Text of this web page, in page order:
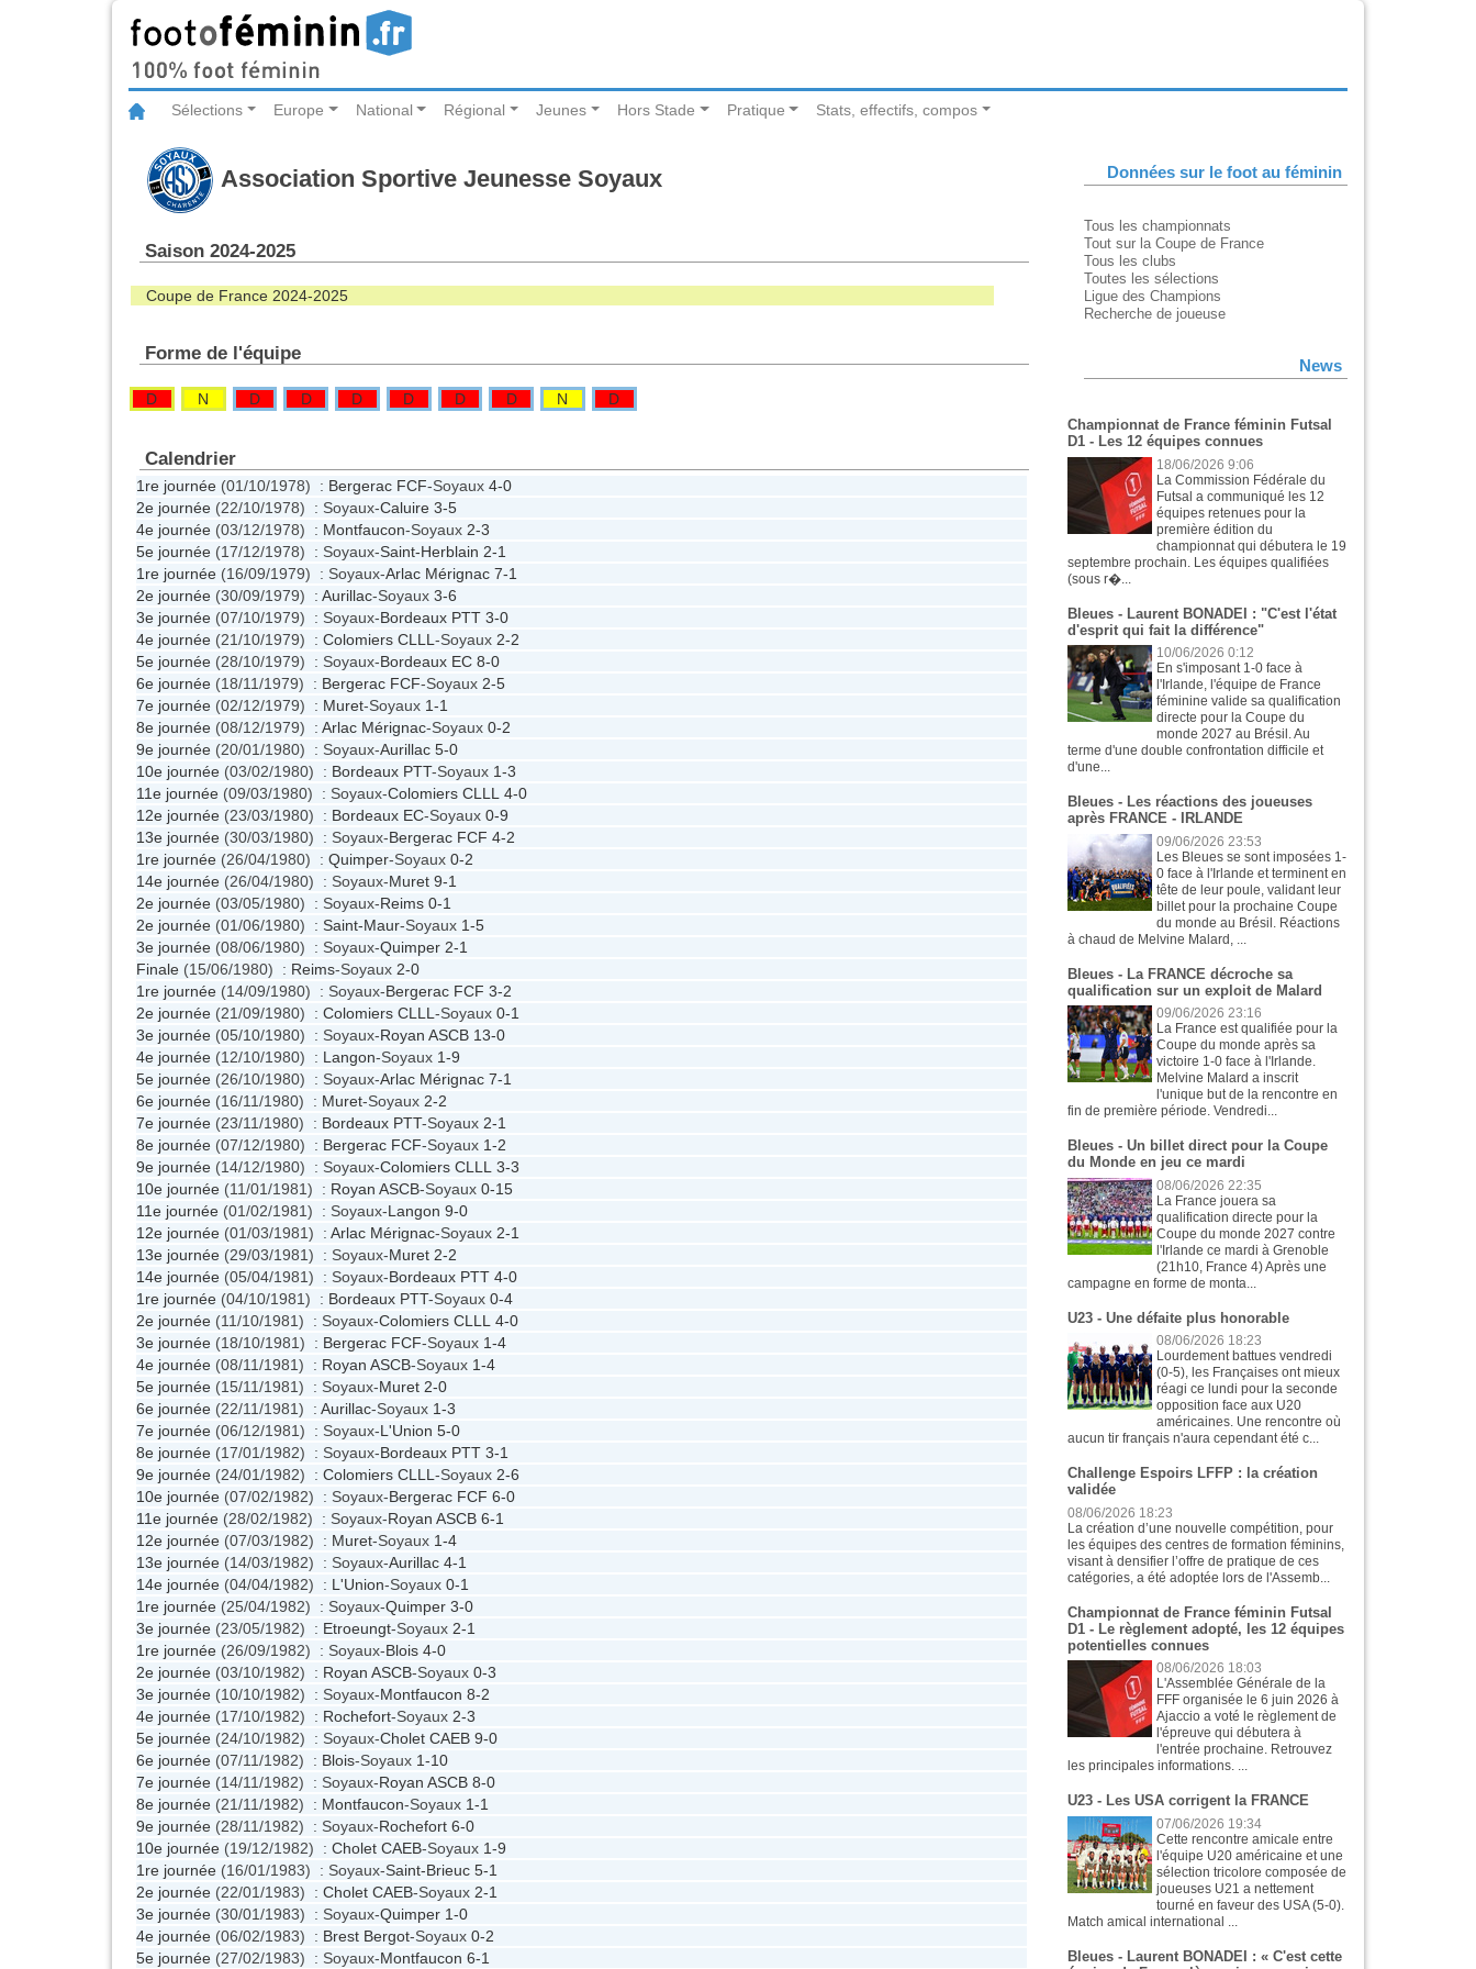
Sélections Europe National Régional Jeunes Hors Stade Pratique Stats, effectifs, compos
Association Sportive Jeunesse Soyaux
Saison 2024-2025
Coupe de France 2024-2025
Forme de l'équipe
D N D D D D D D N D
Calendrier
1re journée (01/10/1978) : Bergerac FCF-Soyaux 4-0
2e journée (22/10/1978) : Soyaux-Caluire 3-5
4e journée (03/12/1978) : Montfaucon-Soyaux 2-3
5e journée (17/12/1978) : Soyaux-Saint-Herblain 2-1
1re journée (16/09/1979) : Soyaux-Arlac Mérignac 7-1
2e journée (30/09/1979) : Aurillac-Soyaux 3-6
3e journée (07/10/1979) : Soyaux-Bordeaux PTT 3-0
4e journée (21/10/1979) : Colomiers CLLL -Soyaux 2-2
5e journée (28/10/1979) : Soyaux-Bordeaux EC 8-0
6e journée (18/11/1979) : Bergerac FCF-Soyaux 2-5
7e journée (02/12/1979) : Muret-Soyaux 1-1
8e journée (08/12/1979) : Arlac Mérignac-Soyaux 0-2
9e journée (20/01/1980) : Soyaux-Aurillac 5-0
10e journée (03/02/1980) : Bordeaux PTT-Soyaux 1-3
11e journée (09/03/1980) : Soyaux-Colomiers CLLL 4-0
12e journée (23/03/1980) : Bordeaux EC-Soyaux 0-9
13e journée (30/03/1980) : Soyaux-Bergerac FCF 4-2
1re journée (26/04/1980) : Quimper-Soyaux 0-2
14e journée (26/04/1980) : Soyaux-Muret 9-1
2e journée (03/05/1980) : Soyaux-Reims 0-1
2e journée (01/06/1980) : Saint-Maur-Soyaux 1-5
3e journée (08/06/1980) : Soyaux-Quimper 2-1
Finale (15/06/1980) : Reims-Soyaux 2-0
1re journée (14/09/1980) : Soyaux-Bergerac FCF 3-2
2e journée (21/09/1980) : Colomiers CLLL -Soyaux 0-1
3e journée (05/10/1980) : Soyaux-Royan ASCB 13-0
4e journée (12/10/1980) : Langon-Soyaux 1-9
5e journée (26/10/1980) : Soyaux-Arlac Mérignac 7-1
6e journée (16/11/1980) : Muret-Soyaux 2-2
7e journée (23/11/1980) : Bordeaux PTT-Soyaux 2-1
8e journée (07/12/1980) : Bergerac FCF-Soyaux 1-2
9e journée (14/12/1980) : Soyaux-Colomiers CLLL 3-3
10e journée (11/01/1981) : Royan ASCB-Soyaux 0-15
11e journée (01/02/1981) : Soyaux-Langon 9-0
12e journée (01/03/1981) : Arlac Mérignac-Soyaux 2-1
13e journée (29/03/1981) : Soyaux-Muret 2-2
14e journée (05/04/1981) : Soyaux-Bordeaux PTT 4-0
1re journée (04/10/1981) : Bordeaux PTT-Soyaux 0-4
2e journée (11/10/1981) : Soyaux-Colomiers CLLL 4-0
3e journée (18/10/1981) : Bergerac FCF-Soyaux 1-4
4e journée (08/11/1981) : Royan ASCB-Soyaux 1-4
5e journée (15/11/1981) : Soyaux-Muret 2-0
6e journée (22/11/1981) : Aurillac-Soyaux 1-3
7e journée (06/12/1981) : Soyaux-L'Union 5-0
8e journée (17/01/1982) : Soyaux-Bordeaux PTT 3-1
9e journée (24/01/1982) : Colomiers CLLL -Soyaux 2-6
10e journée (07/02/1982) : Soyaux-Bergerac FCF 6-0
11e journée (28/02/1982) : Soyaux-Royan ASCB 6-1
12e journée (07/03/1982) : Muret-Soyaux 1-4
13e journée (14/03/1982) : Soyaux-Aurillac 4-1
14e journée (04/04/1982) : L'Union-Soyaux 0-1
1re journée (25/04/1982) : Soyaux-Quimper 3-0
3e journée (23/05/1982) : Etroeungt-Soyaux 2-1
1re journée (26/09/1982) : Soyaux-Blois 4-0
2e journée (03/10/1982) : Royan ASCB-Soyaux 0-3
3e journée (10/10/1982) : Soyaux-Montfaucon 8-2
4e journée (17/10/1982) : Rochefort-Soyaux 2-3
5e journée (24/10/1982) : Soyaux-Cholet CAEB 9-0
6e journée (07/11/1982) : Blois-Soyaux 1-10
7e journée (14/11/1982) : Soyaux-Royan ASCB 8-0
8e journée (21/11/1982) : Montfaucon-Soyaux 1-1
9e journée (28/11/1982) : Soyaux-Rochefort 6-0
10e journée (19/12/1982) : Cholet CAEB-Soyaux 1-9
1re journée (16/01/1983) : Soyaux-Saint-Brieuc 5-1
2e journée (22/01/1983) : Cholet CAEB-Soyaux 2-1
3e journée (30/01/1983) : Soyaux-Quimper 1-0
4e journée (06/02/1983) : Brest Bergot-Soyaux 0-2
5e journée (27/02/1983) : Soyaux-Montfaucon 6-1
Données sur le foot au féminin
Tous les championnats
Tout sur la Coupe de France
Tous les clubs
Toutes les sélections
Ligue des Champions
Recherche de joueuse
News
Championnat de France féminin Futsal
D1 - Les 12 équipes connues
18/06/2026 9:06
La Commission Fédérale du
Futsal a communiqué les 12
équipes retenues pour la
première édition du
championnat qui débutera le 19
septembre prochain. Les équipes qualifiées
(sous r�...
Bleues - Laurent BONADEI : "C'est l'état
d'esprit qui fait la différence"
10/06/2026 0:12
En s'imposant 1-0 face à
l'Irlande, l'équipe de France
féminine valide sa qualification
directe pour la Coupe du
monde 2027 au Brésil. Au
terme d'une double confrontation difficile et
d'une...
Bleues - Les réactions des joueuses
après FRANCE - IRLANDE
09/06/2026 23:53
Les Bleues se sont imposées 1-
0 face à l'Irlande et terminent en
tête de leur poule, validant leur
billet pour la prochaine Coupe
du monde au Brésil. Réactions
à chaud de Melvine Malard, ...
Bleues - La FRANCE décroche sa
qualification sur un exploit de Malard
09/06/2026 23:16
La France est qualifiée pour la
Coupe du monde après sa
victoire 1-0 face à l'Irlande.
Melvine Malard a inscrit
l'unique but de la rencontre en
fin de première période. Vendredi...
Bleues - Un billet direct pour la Coupe
du Monde en jeu ce mardi
08/06/2026 22:35
La France jouera sa
qualification directe pour la
Coupe du monde 2027 contre
l'Irlande ce mardi à Grenoble
(21h10, France 4) Après une
campagne en forme de monta...
U23 - Une défaite plus honorable
08/06/2026 18:23
Lourdement battues vendredi
(0-5), les Françaises ont mieux
réagi ce lundi pour la seconde
opposition face aux U20
américaines. Une rencontre où
aucun tir français n'aura cependant été c...
Challenge Espoirs LFFP : la création
validée
08/06/2026 18:23
La création d’une nouvelle compétition, pour
les équipes des centres de formation féminins,
visant à densifier l’offre de pratique de ces
catégories, a été adoptée lors de l'Assemb...
Championnat de France féminin Futsal
D1 - Le règlement adopté, les 12 équipes
potentielles connues
08/06/2026 18:03
L'Assemblée Générale de la
FFF organisée le 6 juin 2026 à
Ajaccio a voté le règlement de
l'épreuve qui débutera à
l'entrée prochaine. Retrouvez
les principales informations. ...
U23 - Les USA corrigent la FRANCE
07/06/2026 19:34
Cette rencontre amicale entre
l'équipe U20 américaine et une
sélection tricolore composée de
joueuses U21 a nettement
tourné en faveur des USA (5-0).
Match amical international ...
Bleues - Laurent BONADEI : « C'est cette